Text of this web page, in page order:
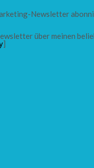
Newsletter
über meinen
]